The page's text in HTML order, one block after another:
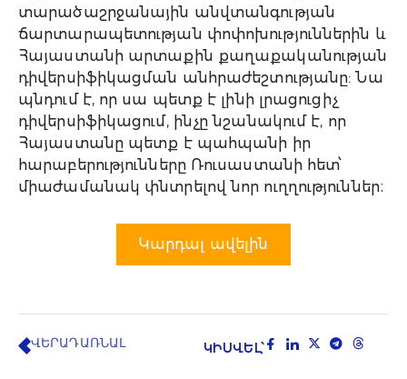
տարածաշրջանային անվտանգության
ճարտարապետության փոփոխություններին և
Հայաստանի արտաքին քաղաքականության
դիվերսիֆիկացման անհրաժեշտությանը: Նա
պնդում է, որ սա պետք է լինի լրացուցիչ
դիվերսիֆիկացում, ինչը նշանակում է, որ
Հայաստանը պետք է պահպանի իր
հարաբերությունները Ռուսաստանի հետ՝
միաժամանակ փնտրելով նոր ուղղություններ։
Կարդալ ավելին
ՎԵՐԱԴԱՌՆԱԼ ԿԻՍՎԵԼ՝